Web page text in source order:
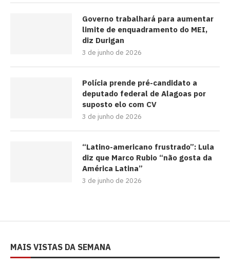
Governo trabalhará para aumentar
limite de enquadramento do MEI,
diz Durigan
3 de junho de 2026
Polícia prende pré-candidato a
deputado federal de Alagoas por
suposto elo com CV
3 de junho de 2026
“Latino-americano frustrado”: Lula
diz que Marco Rubio “não gosta da
América Latina”
3 de junho de 2026
MAIS VISTAS DA SEMANA